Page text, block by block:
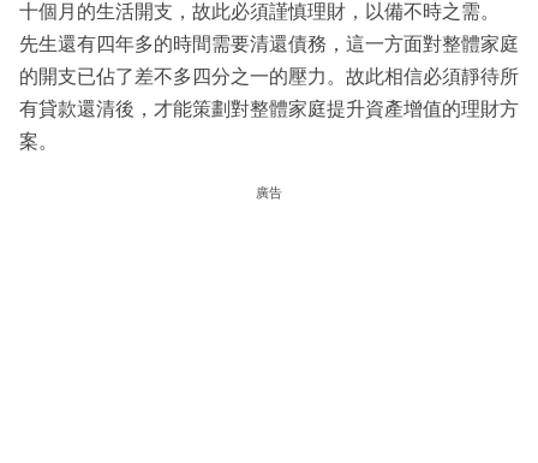
十個月的生活開支，故此必須謹慎理財，以備不時之需。
先生還有四年多的時間需要清還債務，這一方面對整體家庭
的開支已佔了差不多四分之一的壓力。故此相信必須靜待所
有貸款還清後，才能策劃對整體家庭提升資產增值的理財方
案。
廣告